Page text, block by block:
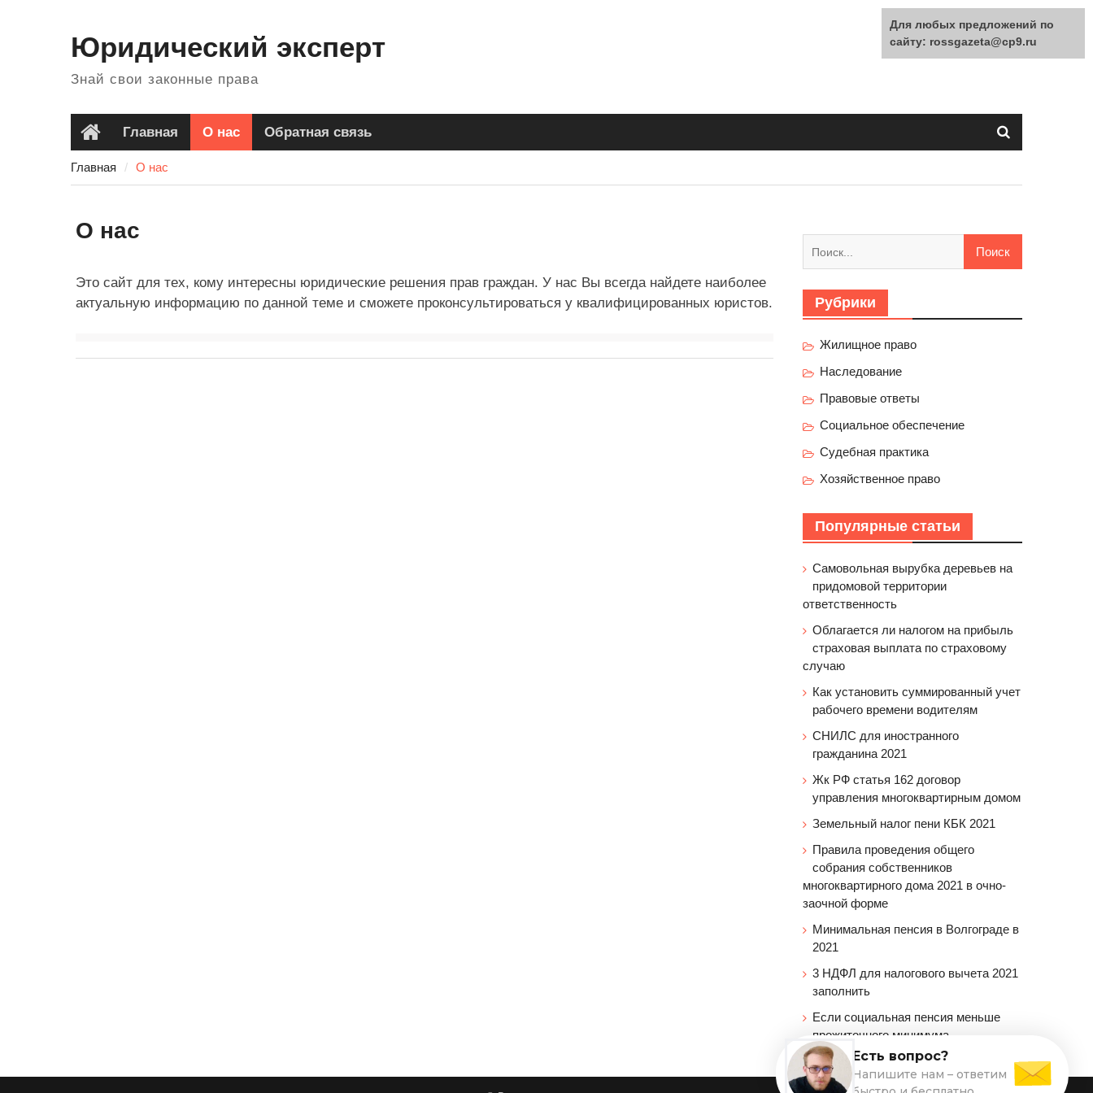
Юридический эксперт
Знай свои законные права
Главная
Главная О нас Обратная связь
Главная О нас
О нас
Это сайт для тех, кому интересны юридические решения прав граждан. У нас Вы всегда найдете наиболее
актуальную информацию по данной теме и сможете проконсультироваться у квалифицированных юристов.
Рубрики
Жилищное право
Наследование
Правовые ответы
Социальное обеспечение
Судебная практика
Хозяйственное право
Популярные статьи
Самовольная вырубка деревьев на
придомовой территории
ответственность
Облагается ли налогом на прибыль
страховая выплата по страховому
случаю
Как установить суммированный учет
рабочего времени водителям
СНИЛС для иностранного
гражданина 2021
Жк РФ статья 162 договор
управления многоквартирным домом
Земельный налог пени КБК 2021
Правила проведения общего
собрания собственников
многоквартирного дома 2021 в очно-
заочной форме
Минимальная пенсия в Волгограде в
2021
3 НДФЛ для налогового вычета 2021
заполнить
Если социальная пенсия меньше
прожиточного минимума
Для любых предложений по
сайту: rossgazeta@cp9.ru